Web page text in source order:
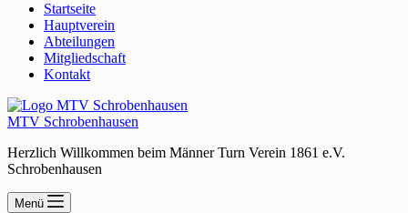
Startseite
Hauptverein
Abteilungen
Mitgliedschaft
Kontakt
MTV Schrobenhausen
Herzlich Willkommen beim Männer Turn Verein 1861 e.V.
Schrobenhausen
Menü